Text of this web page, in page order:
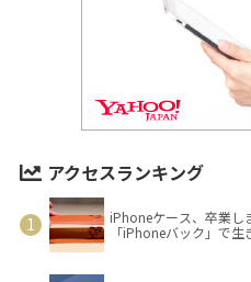
アクセスランキング
iPhoneケース、卒業し
「iPhoneバック」で生